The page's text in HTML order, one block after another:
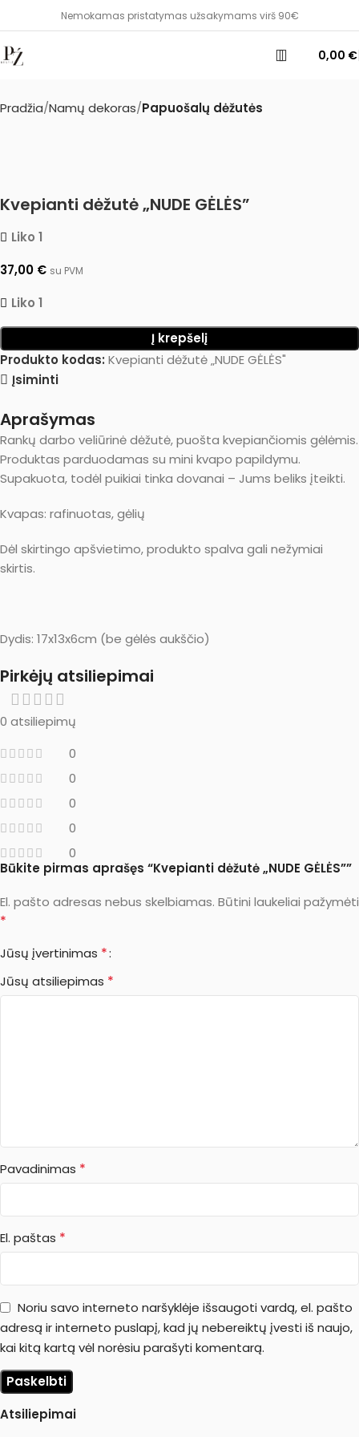
Nemokamas pristatymas užsakymams virš 90€
0,00 €
Pradžia Namų dekoras Papuošalų dėžutės
Kvepianti dėžutė „NUDE GĖLĖS”
Liko 1
37,00 € su PVM
Liko 1
Į krepšelį
Produkto kodas: Kvepianti dėžutė „NUDE GĖLĖS"
Įsiminti
Aprašymas
Rankų darbo veliūrinė dėžutė, puošta kvepiančiomis gėlėmis.
Produktas parduodamas su mini kvapo papildymu.
Supakuota, todėl puikiai tinka dovanai – Jums beliks įteikti.
Kvapas: rafinuotas, gėlių
Dėl skirtingo apšvietimo, produkto spalva gali nežymiai
skirtis.
Dydis: 17x13x6cm (be gėlės aukščio)
Pirkėjų atsiliepimai
0 atsiliepimų
0
0
0
0
0
Atsiliepimai
Būkite pirmas aprašęs “Kvepianti dėžutė „NUDE GĖLĖS””
El. pašto adresas nebus skelbiamas. Būtini laukeliai pažymėti
*
Jūsų įvertinimas *
Jūsų atsiliepimas *
Pavadinimas *
El. paštas *
Noriu savo interneto naršyklėje išsaugoti vardą, el. pašto
adresą ir interneto puslapį, kad jų nebereiktų įvesti iš naujo,
kai kitą kartą vėl norėsiu parašyti komentarą.